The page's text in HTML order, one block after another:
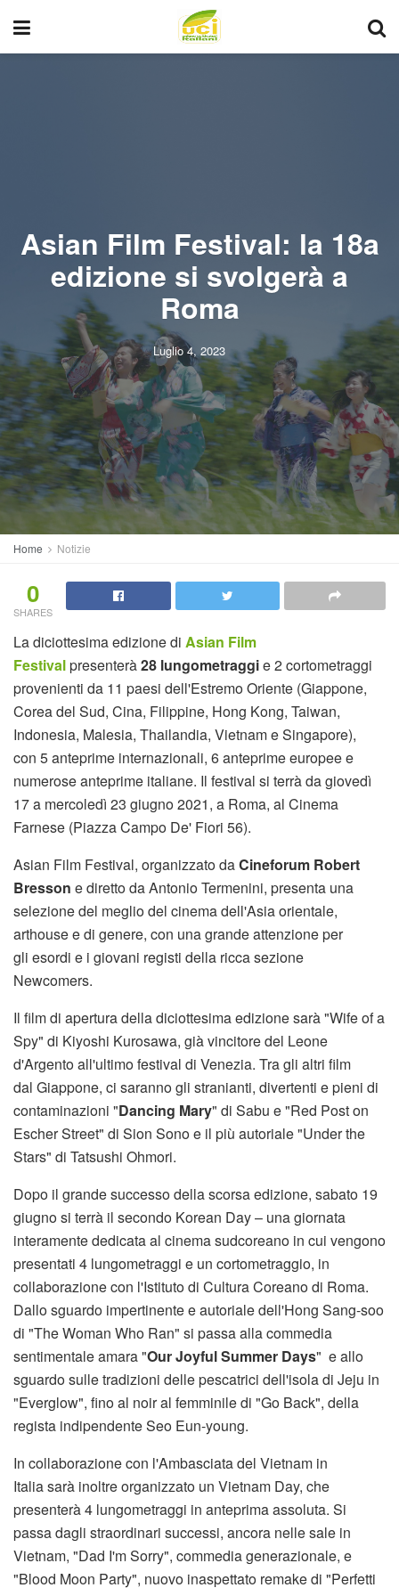
Asian Film Festival: la 18a
edizione si svolgerà a
Roma
Luglio 4, 2023
Home Notizie
0
SHARES
La diciottesima edizione di Asian Film
Festivalpresenterà28 lungometraggie 2 cortometraggi
provenienti da 11 paesi dell'Estremo Oriente (Giappone,
Corea del Sud, Cina, Filippine, Hong Kong, Taiwan,
Indonesia, Malesia, Thailandia, Vietnam e Singapore),
con 5 anteprime internazionali, 6 anteprime europee e
numerose anteprime italiane. Il festival si terrà da giovedì
17 a mercoledì 23 giugno 2021, a Roma, al Cinema
Farnese (Piazza Campo De' Fiori 56).
Asian Film Festival, organizzato daCineforum Robert
Bresson e diretto da Antonio Termenini, presenta una
selezione del meglio del cinema dell'Asia orientale,
arthouse e di genere, con una grande attenzione per
gli esordi e i giovani registi della ricca sezione
Newcomers.
Il film di apertura della diciottesima edizione sarà "Wife of a
Spy" di Kiyoshi Kurosawa, già vincitore del Leone
d'Argento all'ultimo festival di Venezia. Tra gli altri film
dal Giappone, ci saranno gli stranianti, divertenti e pieni di
contaminazioni "Dancing Mary" di Sabu e "Red Post on
Escher Street" di Sion Sono e il più autoriale "Under the
Stars" di Tatsushi Ohmori.
Dopo il grande successo della scorsa edizione, sabato 19
giugno si terrà il secondo Korean Day – una giornata
interamente dedicata al cinema sudcoreano in cui vengono
presentati 4 lungometraggi e un cortometraggio, in
collaborazione con l'Istituto di Cultura Coreano di Roma.
Dallo sguardo impertinente e autoriale dell'Hong Sang-soo
di "The Woman Who Ran" si passa alla commedia
sentimentale amara "Our Joyful Summer Days" e allo
sguardo sulle tradizioni delle pescatrici dell'isola di Jeju in
"Everglow", fino al noir al femminile di "Go Back", della
regista indipendente Seo Eun-young.
In collaborazione con l'Ambasciata del Vietnam in
Italia sarà inoltre organizzato un Vietnam Day, che
presenterà 4 lungometraggi in anteprima assoluta. Si
passa dagli straordinari successi, ancora nelle sale in
Vietnam, "Dad I'm Sorry", commedia generazionale, e
"Blood Moon Party", nuovo inaspettato remake di "Perfetti